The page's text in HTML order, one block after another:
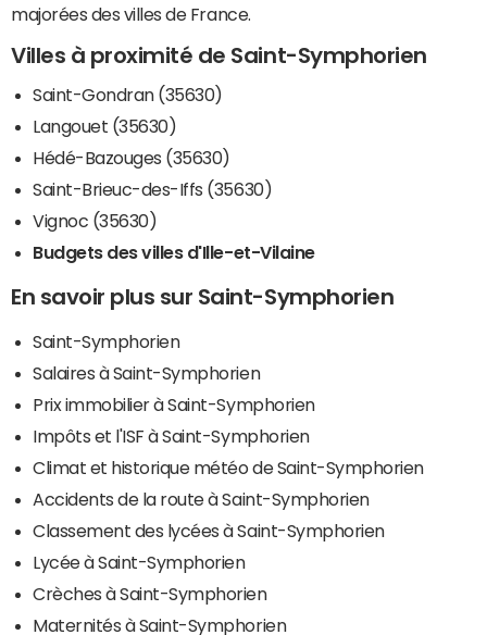
majorées des villes de France.
Villes à proximité de Saint-Symphorien
Saint-Gondran (35630)
Langouet (35630)
Hédé-Bazouges (35630)
Saint-Brieuc-des-Iffs (35630)
Vignoc (35630)
Budgets des villes d'Ille-et-Vilaine
En savoir plus sur Saint-Symphorien
Saint-Symphorien
Salaires à Saint-Symphorien
Prix immobilier à Saint-Symphorien
Impôts et l'ISF à Saint-Symphorien
Climat et historique météo de Saint-Symphorien
Accidents de la route à Saint-Symphorien
Classement des lycées à Saint-Symphorien
Lycée à Saint-Symphorien
Crèches à Saint-Symphorien
Maternités à Saint-Symphorien